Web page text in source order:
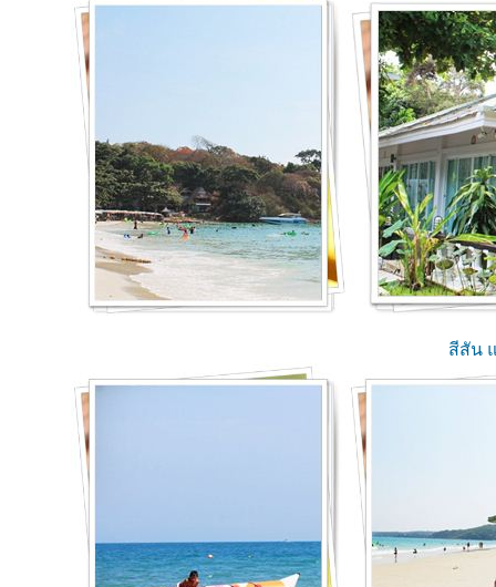
สีสัน